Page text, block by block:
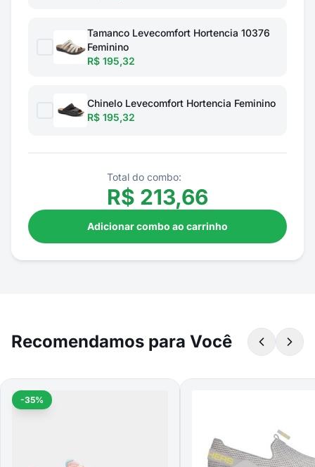
Tamanco Levecomfort Hortencia 10376
Feminino
R$ 195,32
Chinelo Levecomfort Hortencia Feminino
R$ 195,32
Total do combo:
R$ 213,66
Adicionar combo ao carrinho
Recomendamos para Você
-35%